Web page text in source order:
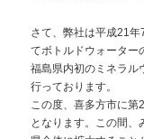
さて、弊社は平成21
てボトルドウォーター
福島県内初のミネラル
行っております。
この度、喜多方市に
となります。この間、